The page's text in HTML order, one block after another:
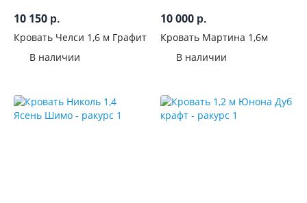
10 150 р.
Кровать Челси 1,6 м Графит
В наличии
10 000 р.
Кровать Мартина 1,6м
В наличии